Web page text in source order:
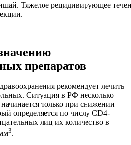
Тяжелое рецидивирующее
препаратов
рекомендует лечить
Ситуация в РФ несколько
только при снижении
определяется по числу CD4-
лиц их количество в
3.